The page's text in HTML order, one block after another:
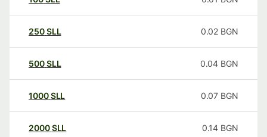
250SLL 0.02 BGN
500SLL 0.04 BGN
1000SLL 0.07 BGN
2000SLL 0.14 BGN